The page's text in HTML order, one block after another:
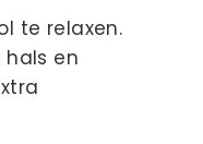
te relaxen.
en